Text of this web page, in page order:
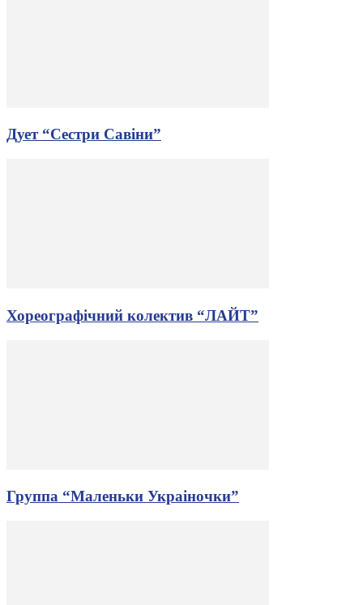
Дует “Сестри Савіни”
Хореографічний колектив “ЛАЙТ”
Группа “Маленьки Украіночки”